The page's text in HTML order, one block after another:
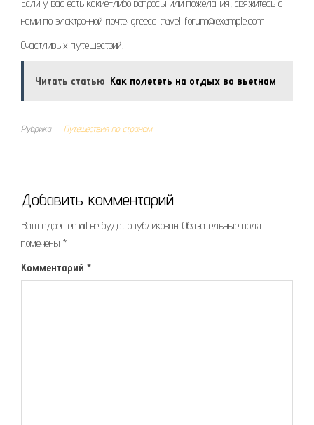
Если у вас есть какие-либо вопросы или пожелания, свяжитесь с
нами по электронной почте: greece-travel-forum@example.com
Счастливых путешествий!
Читать статью Как полететь на отдых во вьетнам
Рубрика Путешествия по странам
Добавить комментарий
Ваш адрес email не будет опубликован. Обязательные поля
помечены *
Комментарий *